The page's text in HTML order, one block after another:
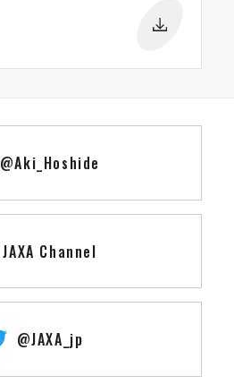
@Aki_Hoshide
JAXA Channel
@JAXA_jp